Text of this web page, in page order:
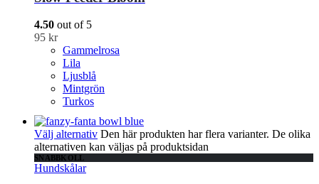
4.50 out of 5
95 kr
Gammelrosa
Lila
Ljusblå
Mintgrön
Turkos
Välj alternativ Den här produkten har flera varianter. De olika
alternativen kan väljas på produktsidan
SNABBKOLL
Hundskålar